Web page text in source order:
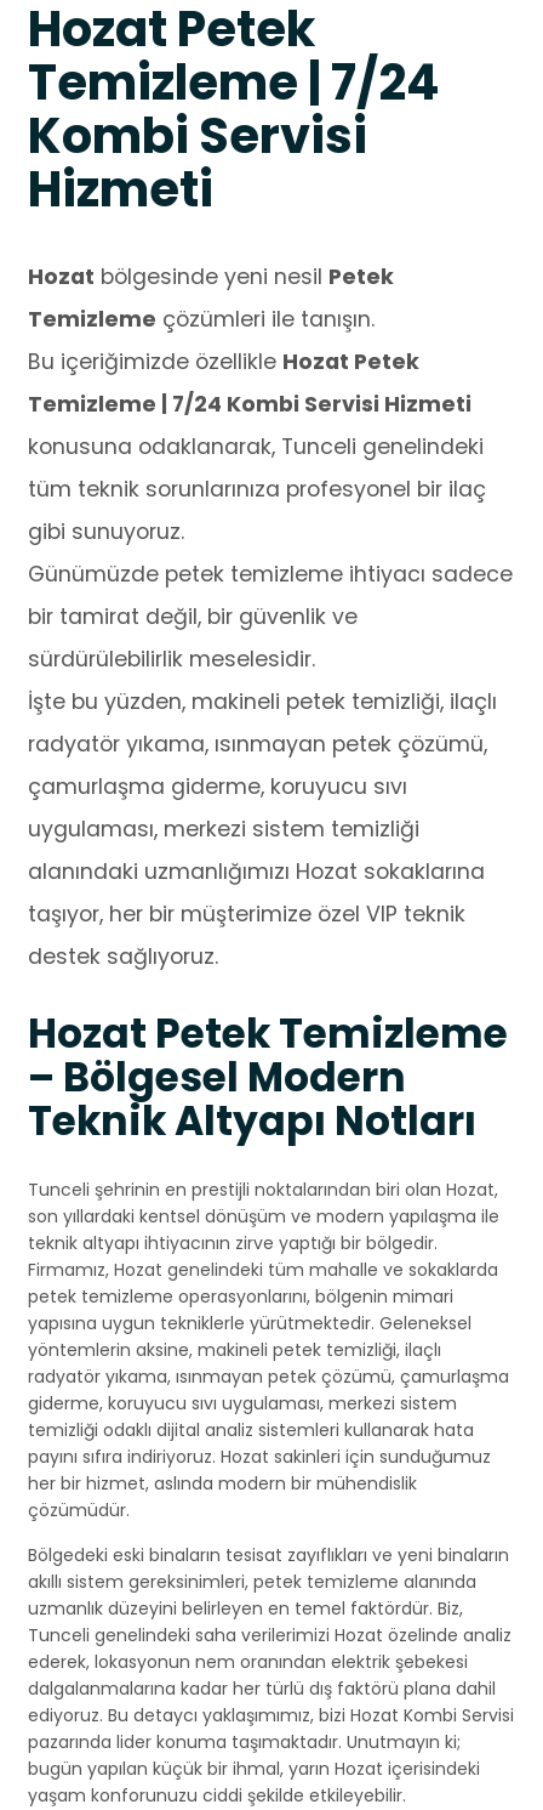
Hozat Petek
Temizleme | 7/24
Kombi Servisi
Hizmeti
Hozat bölgesinde yeni nesil Petek
Temizleme çözümleri ile tanışın.
Bu içeriğimizde özellikle Hozat Petek
Temizleme | 7/24 Kombi Servisi Hizmeti
konusuna odaklanarak, Tunceli genelindeki
tüm teknik sorunlarınıza profesyonel bir ilaç
gibi sunuyoruz.
Günümüzde petek temizleme ihtiyacı sadece
bir tamirat değil, bir güvenlik ve
sürdürülebilirlik meselesidir.
İşte bu yüzden, makineli petek temizliği, ilaçlı
radyatör yıkama, ısınmayan petek çözümü,
çamurlaşma giderme, koruyucu sıvı
uygulaması, merkezi sistem temizliği
alanındaki uzmanlığımızı Hozat sokaklarına
taşıyor, her bir müşterimize özel VIP teknik
destek sağlıyoruz.
Hozat Petek Temizleme
– Bölgesel Modern
Teknik Altyapı Notları
Tunceli şehrinin en prestijli noktalarından biri olan Hozat,
son yıllardaki kentsel dönüşüm ve modern yapılaşma ile
teknik altyapı ihtiyacının zirve yaptığı bir bölgedir.
Firmamız, Hozat genelindeki tüm mahalle ve sokaklarda
petek temizleme operasyonlarını, bölgenin mimari
yapısına uygun tekniklerle yürütmektedir. Geleneksel
yöntemlerin aksine, makineli petek temizliği, ilaçlı
radyatör yıkama, ısınmayan petek çözümü, çamurlaşma
giderme, koruyucu sıvı uygulaması, merkezi sistem
temizliği odaklı dijital analiz sistemleri kullanarak hata
payını sıfıra indiriyoruz. Hozat sakinleri için sunduğumuz
her bir hizmet, aslında modern bir mühendislik
çözümüdür.
Bölgedeki eski binaların tesisat zayıflıkları ve yeni binaların
akıllı sistem gereksinimleri, petek temizleme alanında
uzmanlık düzeyini belirleyen en temel faktördür. Biz,
Tunceli genelindeki saha verilerimizi Hozat özelinde analiz
ederek, lokasyonun nem oranından elektrik şebekesi
dalgalanmalarına kadar her türlü dış faktörü plana dahil
ediyoruz. Bu detaycı yaklaşımımız, bizi Hozat Kombi Servisi
pazarında lider konuma taşımaktadır. Unutmayın ki;
bugün yapılan küçük bir ihmal, yarın Hozat içerisindeki
yaşam konforunuzu ciddi şekilde etkileyebilir.